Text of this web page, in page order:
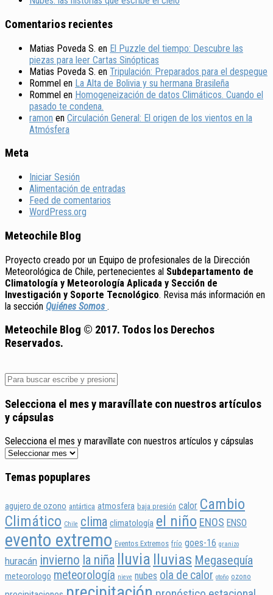
Comentarios recientes
Matias Poveda S. en El Puzzle del tiempo: Descubre las
piezas para leer Cartas Sinópticas
Matias Poveda S. en Tripulación: Preparados para el despegue
Rommel en La Alta de Bolivia y su hermana Brasileña
Rommel en Homogeneización de datos Climáticos. Cuando el
pasado te condena.
ramon en Circulación General: El origen de los vientos en la
Atmósfera
Meta
Iniciar Sesión
Alimentación de entradas
Feed de comentarios
WordPress.org
Meteochile Blog
Proyecto creado por un Equipo de profesionales de la Dirección
Meteorológica de Chile, pertenecientes al Subdepartamento de
Climatología y Meteorología Aplicada y Sección de
Investigación y Soporte Tecnológico. Revisa más información en
la sección Quiénes Somos .
Meteochile Blog © 2017. Todos los Derechos
Reservados.
Selecciona el mes y maravíllate con nuestros artículos
y cápsulas
Selecciona el mes y maravíllate con nuestros artículos y cápsulas
Temas popuplares
agujero de ozono antártica atmosfera baja presión calor Cambio
Climático Chile clima climatología el niño ENOS ENSO
evento extremo Eventos Extremos frío goes-16 granizo
huracán invierno la niña lluvia lluvias Megasequía
meteorologo meteorología nieve nubes ola de calor otoño ozono